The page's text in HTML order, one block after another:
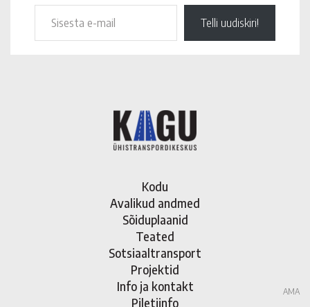
Telli uudiskiri!
Kodu
Avalikud andmed
Sõiduplaanid
Teated
Sotsiaaltransport
Projektid
Info ja kontakt
Piletiinfo
AMA